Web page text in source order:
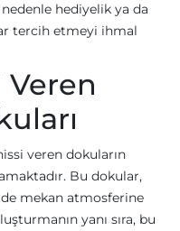
hediyelik ya da
tercih etmeyi ihmal
Veren
veren dokuların
Bu dokular,
de mekan atmosferine
yanı sıra, bu